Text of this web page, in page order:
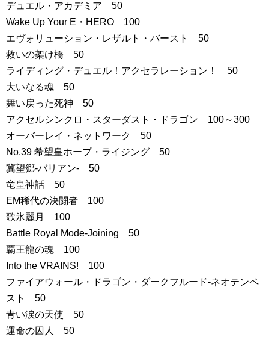
デュエル・アカデミア 50
Wake Up Your E・HERO 100
エヴォリューション・レザルト・バースト 50
救いの架け橋 50
ライディング・デュエル！アクセラレーション！ 50
大いなる魂 50
舞い戻った死神 50
アクセルシンクロ・スターダスト・ドラゴン 100～300
オーバーレイ・ネットワーク 50
No.39 希望皇ホープ・ライジング 50
冀望郷-バリアン- 50
竜皇神話 50
EM稀代の決闘者 100
歌氷麗月 100
Battle Royal Mode-Joining 50
覇王龍の魂 100
Into the VRAINS! 100
ファイアウォール・ドラゴン・ダークフルード-ネオテンペ
スト 50
青い涙の天使 50
運命の囚人 50